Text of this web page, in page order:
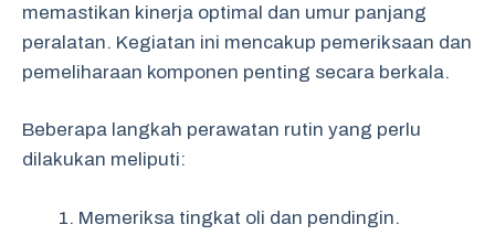
memastikan kinerja optimal dan umur panjang
peralatan. Kegiatan ini mencakup pemeriksaan dan
pemeliharaan komponen penting secara berkala.
Beberapa langkah perawatan rutin yang perlu
dilakukan meliputi:
Memeriksa tingkat oli dan pendingin.